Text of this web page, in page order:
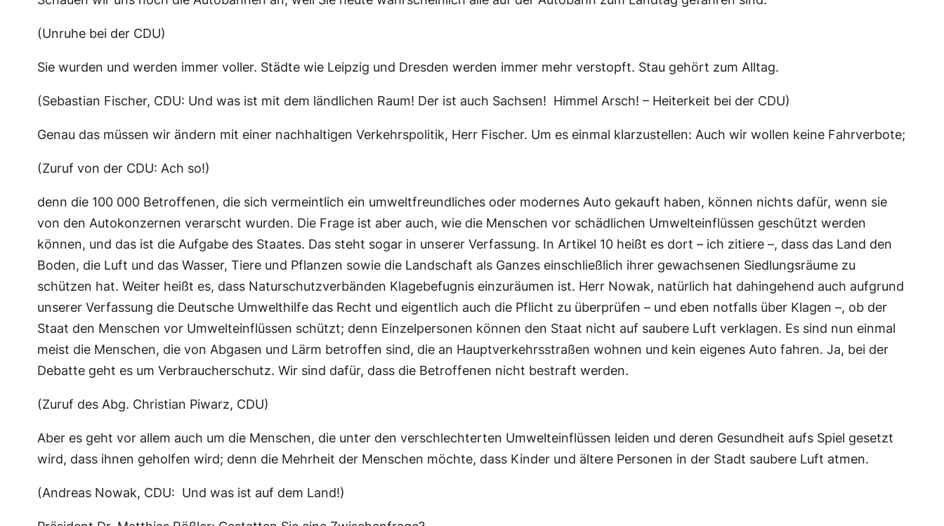
(Unruhe bei der CDU)
Sie wurden und werden immer voller. Städte wie Leipzig und Dresden werden immer mehr verstopft. Stau gehört zum Alltag.
(Sebastian Fischer, CDU: Und was ist mit dem ländlichen Raum! Der ist auch Sachsen! Himmel Arsch! – Heiterkeit bei der CDU)
Genau das müssen wir ändern mit einer nachhaltigen Verkehrspolitik, Herr Fischer. Um es einmal klarzustellen: Auch wir wollen keine Fahrverbote;
(Zuruf von der CDU: Ach so!)
denn die 100 000 Betroffenen, die sich vermeintlich ein umweltfreundliches oder modernes Auto gekauft haben, können nichts dafür, wenn sie
von den Autokonzernen verarscht wurden. Die Frage ist aber auch, wie die Menschen vor schädlichen Umwelteinflüssen geschützt werden
können, und das ist die Aufgabe des Staates. Das steht sogar in unserer Verfassung. In Artikel 10 heißt es dort – ich zitiere –, dass das Land den
Boden, die Luft und das Wasser, Tiere und Pflanzen sowie die Landschaft als Ganzes einschließlich ihrer gewachsenen Siedlungsräume zu
schützen hat. Weiter heißt es, dass Naturschutzverbänden Klagebefugnis einzuräumen ist. Herr Nowak, natürlich hat dahingehend auch aufgrund
unserer Verfassung die Deutsche Umwelthilfe das Recht und eigentlich auch die Pflicht zu überprüfen – und eben notfalls über Klagen –, ob der
Staat den Menschen vor Umwelteinflüssen schützt; denn Einzelpersonen können den Staat nicht auf saubere Luft verklagen. Es sind nun einmal
meist die Menschen, die von Abgasen und Lärm betroffen sind, die an Hauptverkehrsstraßen wohnen und kein eigenes Auto fahren. Ja, bei der
Debatte geht es um Verbraucherschutz. Wir sind dafür, dass die Betroffenen nicht bestraft werden.
(Zuruf des Abg. Christian Piwarz, CDU)
Aber es geht vor allem auch um die Menschen, die unter den verschlechterten Umwelteinflüssen leiden und deren Gesundheit aufs Spiel gesetzt
wird, dass ihnen geholfen wird; denn die Mehrheit der Menschen möchte, dass Kinder und ältere Personen in der Stadt saubere Luft atmen.
(Andreas Nowak, CDU: Und was ist auf dem Land!)